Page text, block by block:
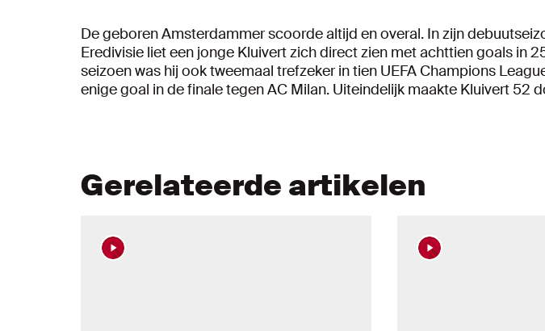
De geboren Amsterdammer scoorde altijd en overal. In zijn
Eredivisie liet een jonge Kluivert zich direct zien met achttien goals in
seizoen was hij ook tweemaal trefzeker in tien UEFA Champions
enige goal in de finale tegen AC Milan. Uiteindelijk maakte Kluivert 52
Gerelateerde artikelen